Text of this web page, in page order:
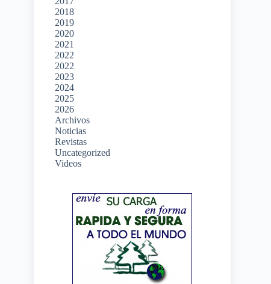
2018
2019
2020
2021
2022
2022
2023
2024
2025
2026
Archivos
Noticias
Revistas
Uncategorized
Videos